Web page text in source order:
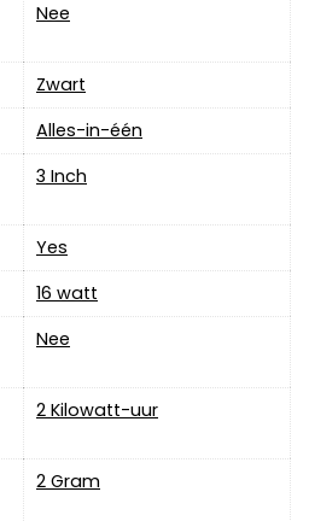
‎Nee
‎Zwart
‎Alles-in-één
‎3 Inch
‎Yes
‎16 watt
‎Nee
‎2 Kilowatt-uur
‎2 Gram